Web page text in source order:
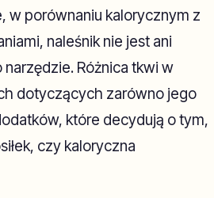
w porównaniu kalorycznym z
naleśnik nie jest ani
Różnica tkwi w
dotyczących zarówno jego
które decydują o tym,
czy kaloryczna